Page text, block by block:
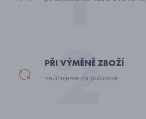
PŘI VÝMĚNĚ ZBOŽÍ
neúčtujeme za poštovné